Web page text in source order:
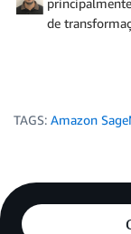
de
TAGS: Amazon